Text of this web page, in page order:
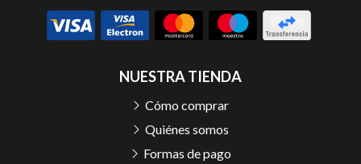
NUESTRA TIENDA
Cómo comprar
Quiénes somos
Formas de pago